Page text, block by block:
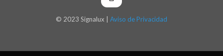
© 2023 Signalux | Aviso de Privacidad